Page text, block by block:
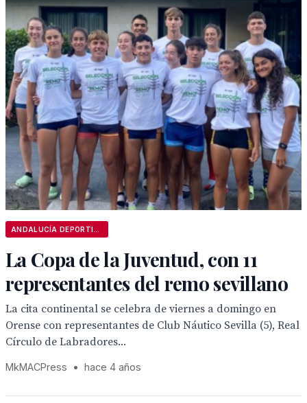
La Copa de la Juventud, con 11
representantes del remo sevillano
La cita continental se celebra de viernes a domingo en
Orense con representantes de Club Náutico Sevilla (5), Real
Círculo de Labradores...
MkMACPress • hace 4 años